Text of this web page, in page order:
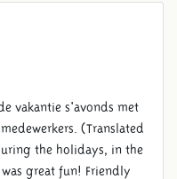
vakantie s'avonds met
(Translated
the holidays, in the
great fun! Friendly